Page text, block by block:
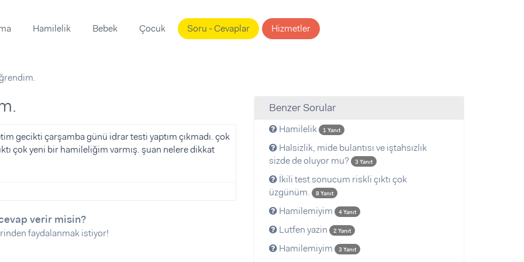
Hamilelik Bebek Çocuk Soru - Cevaplar Hizmetler
gecikti çarşamba günü idrar testi yaptım çıkmadı. çok
çok yeni bir hamileliğim varmış. şuan nelere dikkat
verir misin?
faydalanmak istiyor!
Benzer Sorular
Hamilelik 1 Yanıt
Halsizlik, mide bulantısı ve iştahsızlık
sizde de oluyor mu?
3 Yanıt
İkili test sonucum riskli çıktı çok
üzgünüm.
8 Yanıt
Hamilemiyim 4 Yanıt
Lutfen yazin 2 Yanıt
Hamilemiyim 3 Yanıt